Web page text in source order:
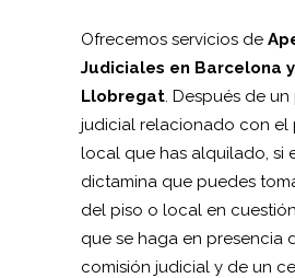
Ofrecemos servicios de
Judiciales en Barcelona
Llobregat. Después de
judicial relacionado con el
local que has alquilado, si
dictamina que puedes
del piso o local en
que se haga en presencia
comisión judicial y de un